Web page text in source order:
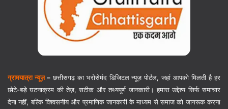
ग्रामयात्रा न्यूज़–छत्तीसगढ़ का भरोसेमंद डिजिटल न्यूज़ पोर्टल, जहां आपको मिलती है हर
छोटे-बड़े घटनाक्रम की तेज़, सटीक और तथ्यपूर्ण जानकारी। हमारा उद्देश्य सिर्फ समाचार
देना नहीं, बल्कि विश्वसनीय और प्रमाणिक जानकारी के माध्यम से समाज को जागरूक करना